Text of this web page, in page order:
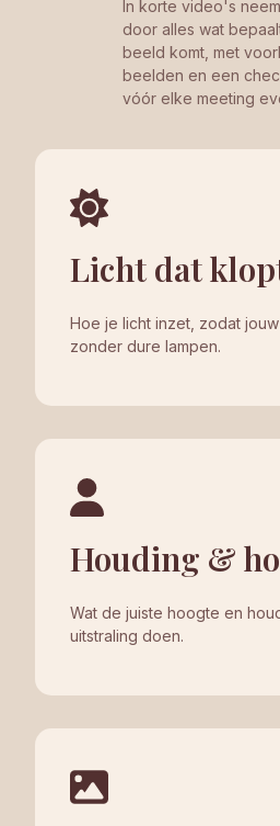
In korte video's
door alles wat
beeld komt, met
beelden en een
vóór elke meeting
Licht dat
Hoe je licht inzet, zodat
zonder dure lampen.
Houding &
Wat de juiste hoogte en
uitstraling doen.